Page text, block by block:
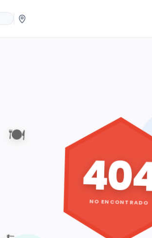
🍽️
NO ENCONTRADO